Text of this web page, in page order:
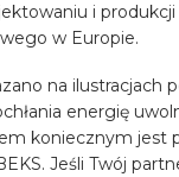
i
w Europie.
na ilustracjach
energię
koniecznym jest
Jeśli Twój